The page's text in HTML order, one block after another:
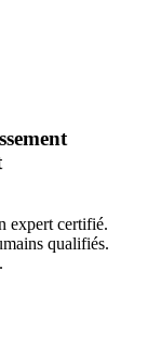
expert certifié.
qualifiés.